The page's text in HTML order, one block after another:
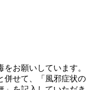
お願いしています。
併せて、「風邪症状の